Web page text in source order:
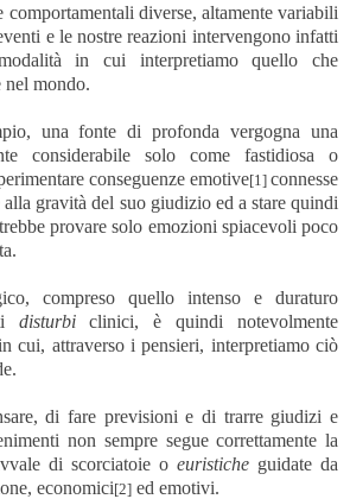
comportamentali diverse, altamente variabili
e le nostre reazioni intervengono infatti
in cui interpretiamo quello che
nel mondo.
una fonte di profonda vergogna una
considerabile solo come fastidiosa o
conseguenze emotive[1] connesse
gravità del suo giudizio ed a stare quindi
provare solo emozioni spiacevoli poco
compreso quello intenso e duraturo
disturbiclinici, è quindi notevolmente
cui, attraverso i pensieri, interpretiamo ciò
di fare previsioni e di trarre giudizi e
non sempre segue correttamente la
di scorciatoie o euristiche guidate da
economici[2] ed emotivi.